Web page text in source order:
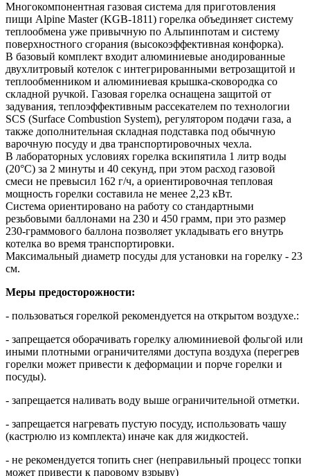
Многокомпонентная газовая система для приготовления
пищи Alpine Master (KGB-1811) горелка объединяет систему
теплообмена уже привычную по Альпинпотам и систему
поверхностного сгорания (высокоэффективная конфорка).
В базовый комплект входит алюминиевые анодированные
двухлитровый котелок с интегрированными ветрозащитой и
теплообменником и алюминиевая крышка-сковородка со
складной ручкой. Газовая горелка оснащена защитой от
задувания, теплоэффективным рассекателем по технологии
SCS (Surface Combustion System), регулятором подачи газа, а
также дополнительная складная подставка под обычную
варочную посуду и два транспортировочных чехла.
В лабораторных условиях горелка вскипятила 1 литр воды
(20°C) за 2 минуты и 40 секунд, при этом расход газовой
смеси не превысил 162 г/ч, а ориентировочная тепловая
мощность горелки составила не менее 2,23 кВт.
Система ориентировано на работу со стандартными
резьбовыми баллонами на 230 и 450 грамм, при это размер
230-граммового баллона позволяет укладывать его внутрь
котелка во время транспортировки.
Максимальный диаметр посуды для установки на горелку - 23
см.
Меры предосторожности:
- пользоваться горелкой рекомендуется на открытом воздухе.:
- запрещается оборачивать горелку алюминиевой фольгой или
иными плотными ограничителями доступа воздуха (перегрев
горелки может привести к деформации и порче горелки и
посуды).
- запрещается наливать воду выше ограничительной отметки.
- запрещается нагревать пустую посуду, использовать чашу
(кастрюлю из комплекта) иначе как для жидкостей.
- не рекомендуется топить снег (неправильный процесс топки
может привести к паровому взрыву)